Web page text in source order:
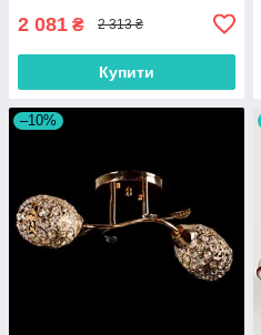
2 081 ₴ 2 313 ₴
Купити
–10%